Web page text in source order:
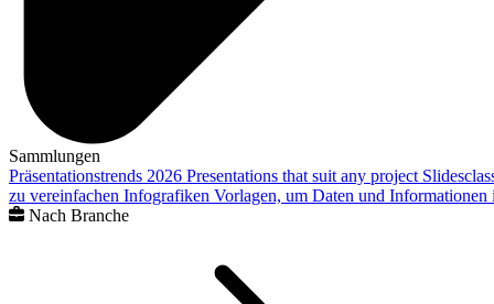
Sammlungen
Präsentationstrends 2026 Presentations that suit any project
zu vereinfachen Infografiken Vorlagen, um Daten und
Nach Branche